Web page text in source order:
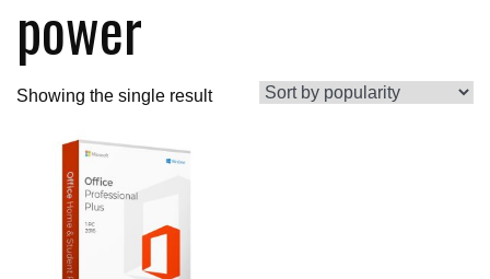
power
Showing the single result